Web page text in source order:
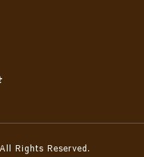
Rights Reserved.